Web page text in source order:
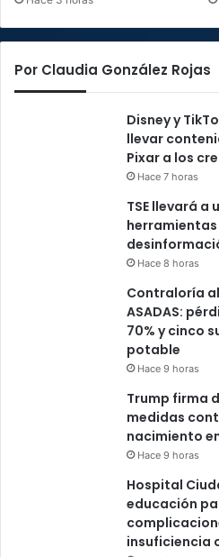
Por Claudia González Rojas
Disney y
llevar
Pixar a los
Hace 7 horas
TSE llevará a
Hace 8 horas
Contraloría
ASADAS:
70% y cinco
potable
Hace 9 horas
Trump firma
medidas
nacimiento
Hace 9 horas
Hospital
educación
insuficiencia